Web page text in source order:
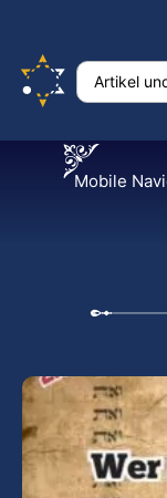
Mobile